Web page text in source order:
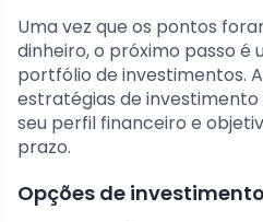
Uma vez que os pontos
dinheiro, o próximo passo
portfólio de investimentos.
estratégias de
seu perfil financeiro e
prazo.
Opções de investimento